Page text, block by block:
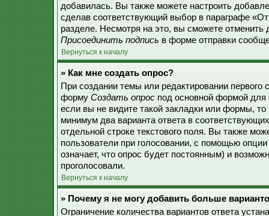
добавилась. Вы также можете настроить
сделав соответствующий выбор в параграфе
разделе. Несмотря на это, вы сможете
Присоединить подпись в форме отправки
Вернуться к началу
» Как мне создать опрос?
При создании темы или редактировании
форму Создать опрос под основной формой для
если вы не видите такой закладки или формы,
минимум два варианта ответа в
отдельной строке текстового поля. Вы также
пользователи при голосовании, с помощью
означает, что опрос будет постоянным) и
проголосовали.
Вернуться к началу
» Почему я не могу добавить больше
Ограничение количества вариантов ответа